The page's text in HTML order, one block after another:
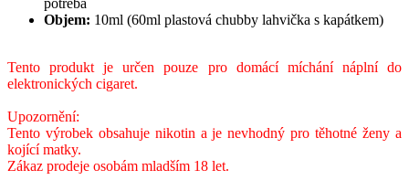
Objem: 10ml (60ml plastová chubby lahvička s kapátkem)
Tento produkt je určen pouze pro domácí míchání náplní do
elektronických cigaret.
Upozornění:
Tento výrobek obsahuje nikotin a je nevhodný pro těhotné ženy a
kojící matky.
Zákaz prodeje osobám mladším 18 let.